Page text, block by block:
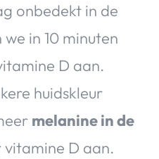
onbedekt in de
in 10 minuten
D aan.
huidskleur
melanine in de
D aan.